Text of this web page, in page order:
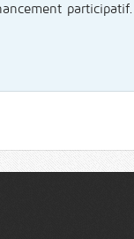
participatif.